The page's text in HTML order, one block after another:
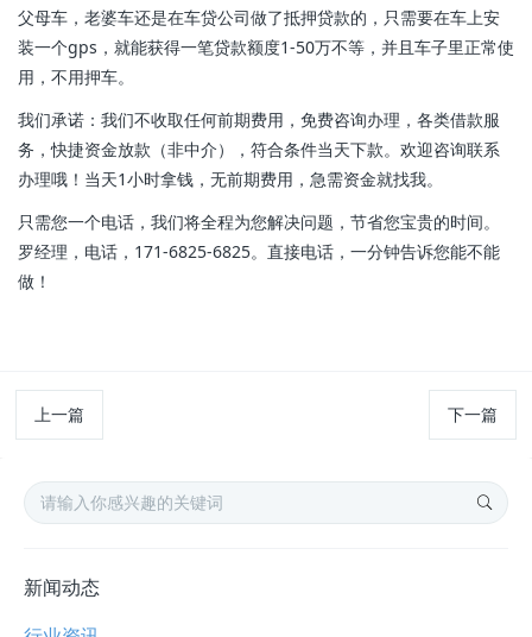
父母车，老婆车还是在车贷公司做了抵押贷款的，只需要在车上安
装一个gps，就能获得一笔贷款额度1-50万不等，并且车子里正常使
用，不用押车。
我们承诺：我们不收取任何前期费用，免费咨询办理，各类借款服
务，快捷资金放款（非中介），符合条件当天下款。欢迎咨询联系
办理哦！当天1小时拿钱，无前期费用，急需资金就找我。
只需您一个电话，我们将全程为您解决问题，节省您宝贵的时间。
罗经理，电话，171-6825-6825。直接电话，一分钟告诉您能不能
做！
上一篇 下一篇
新闻动态